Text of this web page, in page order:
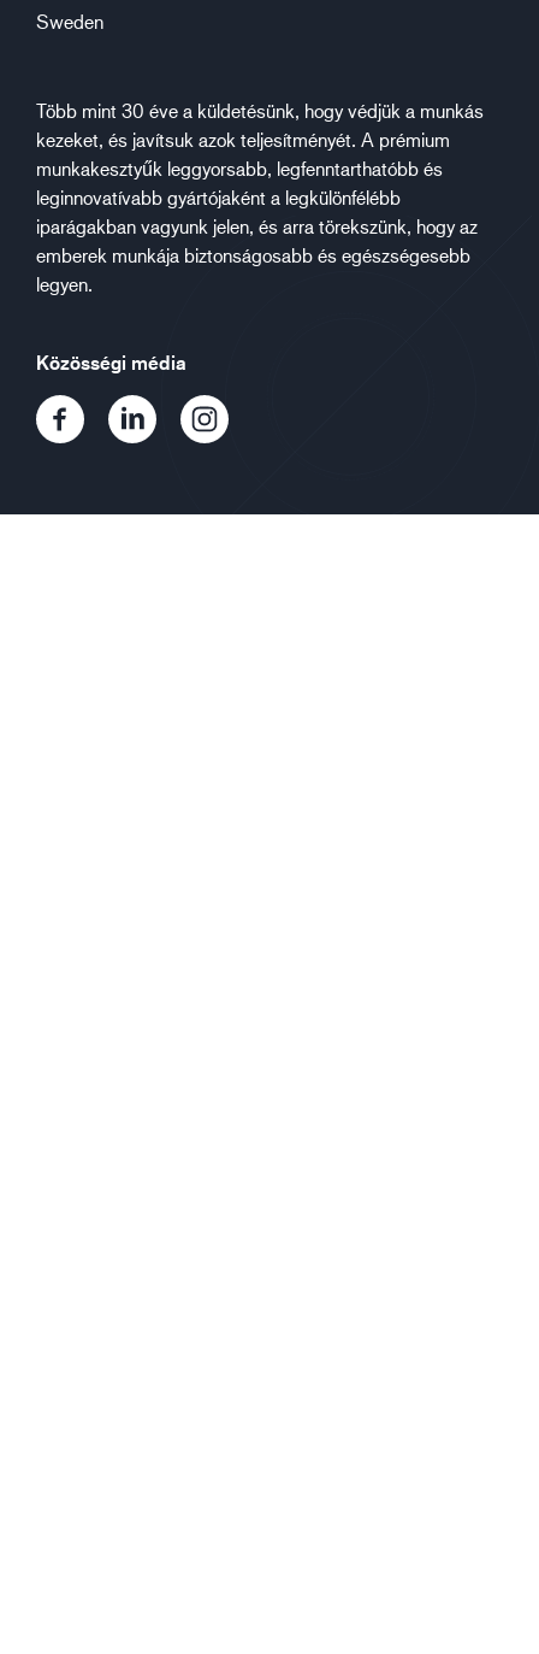
Sweden
Több mint 30 éve a küldetésünk, hogy védjük a munkás
kezeket, és javítsuk azok teljesítményét. A prémium
munkakesztyűk leggyorsabb, legfenntarthatóbb és
leginnovatívabb gyártójaként a legkülönfélébb
iparágakban vagyunk jelen, és arra törekszünk, hogy az
emberek munkája biztonságosabb és egészségesebb
legyen.
Közösségi média